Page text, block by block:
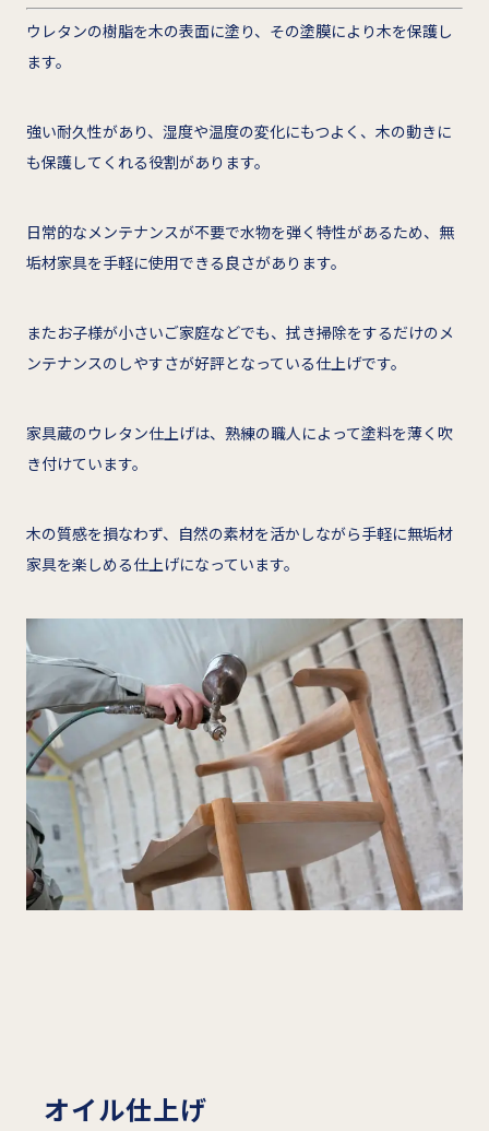
ウレタンの樹脂を木の表面に塗り、その塗膜により木を保護し
ます。
強い耐久性があり、湿度や温度の変化にもつよく、木の動きに
も保護してくれる役割があります。
日常的なメンテナンスが不要で水物を弾く特性があるため、無
垢材家具を手軽に使用できる良さがあります。
またお子様が小さいご家庭などでも、拭き掃除をするだけのメ
ンテナンスのしやすさが好評となっている仕上げです。
家具蔵のウレタン仕上げは、熟練の職人によって塗料を薄く吹
き付けています。
木の質感を損なわず、自然の素材を活かしながら手軽に無垢材
家具を楽しめる仕上げになっています。
オイル仕上げ